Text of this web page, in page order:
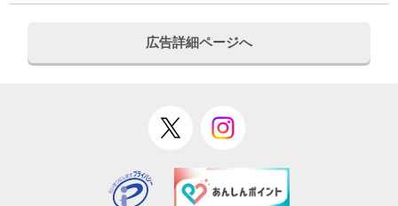
広告詳細ページへ